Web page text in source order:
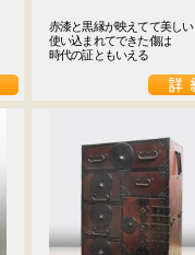
赤漆と黒縁が映えてて美しい
使い込まれてできた傷は
時代の証ともいえる